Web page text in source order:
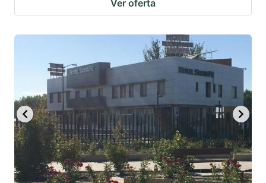
Ver oferta